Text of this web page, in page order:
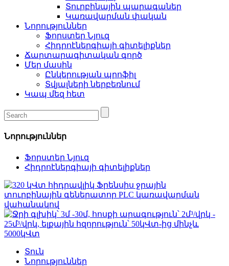
Տուրբինային պարագաներ
Կառավարման փական
Նորություններ
Ֆորստեր Նյուզ
Հիդրոէներգիայի գիտելիքներ
Ճարտարագիտական ​​​​գործ
Մեր մասին
Ընկերության պրոֆիլ
Տվյալների ներբեռնում
Կապ մեզ հետ
Նորություններ
Ֆորստեր Նյուզ
Հիդրոէներգիայի գիտելիքներ
Տուն
Նորություններ